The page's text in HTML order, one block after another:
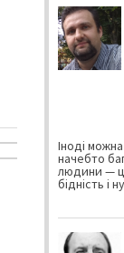
Іноді
начебто
людини —
бідність і